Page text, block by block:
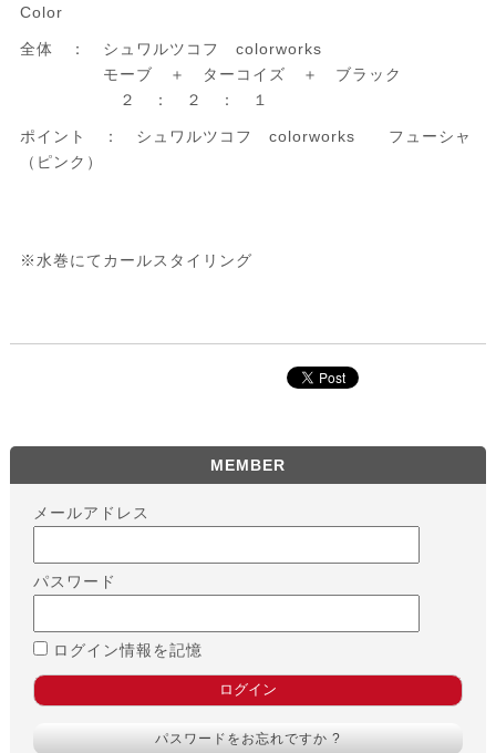
Color
全体 ： シュワルツコフ colorworks
モーブ ＋ ターコイズ ＋ ブラック
２ ： ２ ： １
ポイント ： シュワルツコフ colorworks フューシャ
（ピンク）
※水巻にてカールスタイリング
MEMBER
メールアドレス
パスワード
ログイン情報を記憶
パスワードをお忘れですか ?